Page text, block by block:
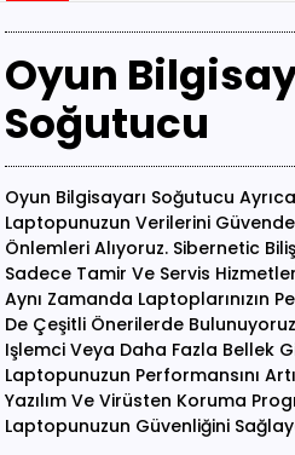
Oyun
Soğutucu
Oyun Bilgisayarı Soğutucu
Laptopunuzun Verilerini
Önlemleri Alıyoruz. Sibernetic
Sadece Tamir Ve Servis
Aynı Zamanda Laptoplarınızın
De Çeşitli Önerilerde
Işlemci Veya Daha Fazla Bellek
Laptopunuzun Performansını
Yazılım Ve Virüsten Koruma
Laptopunuzun Güvenliğini